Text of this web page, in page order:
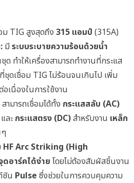
ม TIG สูงสุดถึง 315 แอมป์ (315A)
มีระบบระบายความร้อนด้วยน้ำ
ด ทำให้เครื่องสามารถทำงานที่กระแส
ชุดเชื่อม TIG ไม่ร้อนจนเกินไป เพิ่ม
เนื่องในการใช้งาน
สามารถเชื่อมได้ทั้ง กระแสสลับ (AC)
และกระแสตรง (DC)สำหรับงาน เหล็ก
HF Arc Striking (High
ดอาร์คได้ง่าย โดยไม่ต้องสัมผัสชิ้นงาน
น Pulse ซึ่งช่วยในการควบคุมความ